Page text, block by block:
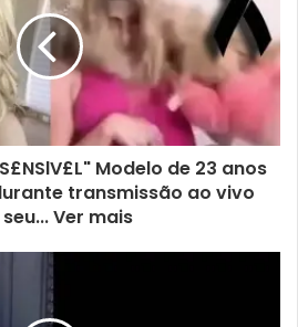
S£NSlV£L" Modelo de 23 anos
transmissão ao vivo
Ver mais